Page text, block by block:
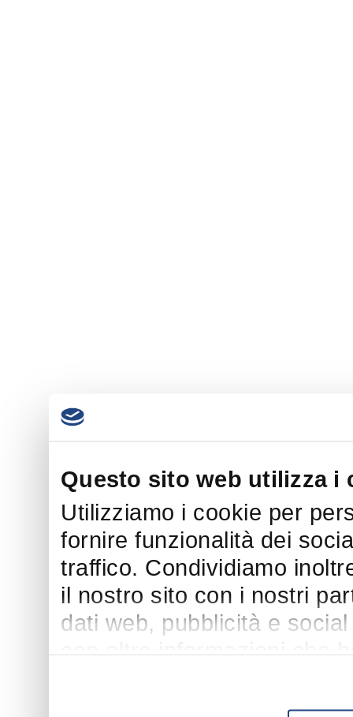
Questo sito web utilizza i
Utilizziamo i cookie per
fornire funzionalità dei
traffico. Condividiamo
il nostro sito con i nostri
dati web, pubblicità e